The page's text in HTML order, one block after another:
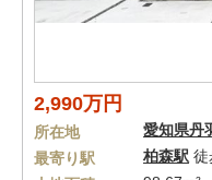
2,990万円
所在地 愛知県丹
最寄り駅
柏森駅 徒